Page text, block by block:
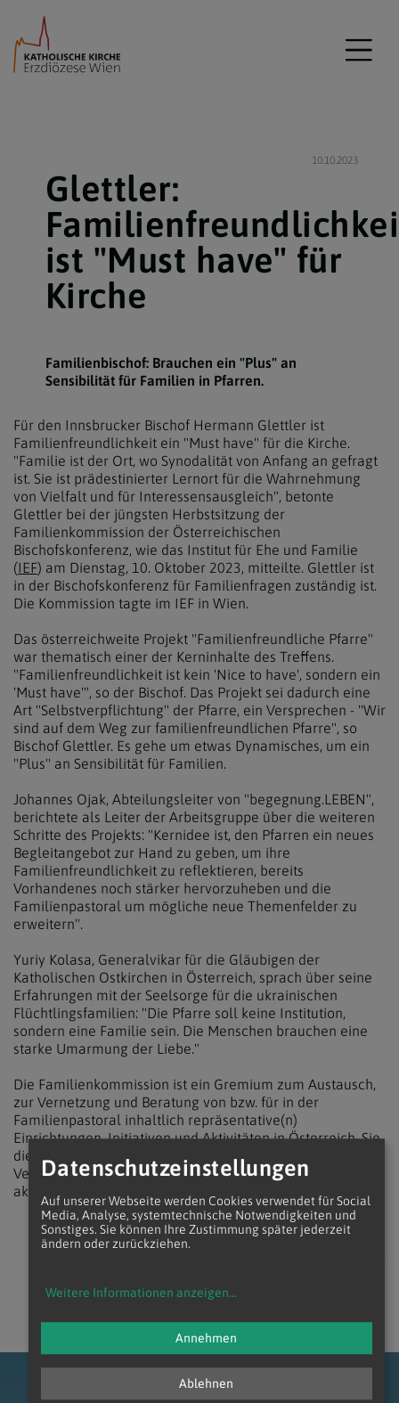
10.10.2023
Glettler:
ist "Must have" für
Kirche
Familienbischof: Brauchen ein "Plus" an
Sensibilität für Familien in Pfarren.
Für den Innsbrucker Bischof Hermann Glettler ist
Familienfreundlichkeit ein "Must have" für die Kirche.
"Familie ist der Ort, wo Synodalität von Anfang an gefragt
ist. Sie ist prädestinierter Lernort für die Wahrnehmung
von Vielfalt und für Interessensausgleich", betonte
Glettler bei der jüngsten Herbstsitzung der
Familienkommission der Österreichischen
Bischofskonferenz, wie das Institut für Ehe und Familie
(IEF) am Dienstag, 10. Oktober 2023, mitteilte. Glettler ist
in der Bischofskonferenz für Familienfragen zuständig ist.
Die Kommission tagte im IEF in Wien.
Das österreichweite Projekt "Familienfreundliche Pfarre"
war thematisch einer der Kerninhalte des Treffens.
"Familienfreundlichkeit ist kein 'Nice to have', sondern ein
'Must have'", so der Bischof. Das Projekt sei dadurch eine
Art "Selbstverpflichtung" der Pfarre, ein Versprechen - "Wir
sind auf dem Weg zur familienfreundlichen Pfarre", so
Bischof Glettler. Es gehe um etwas Dynamisches, um ein
"Plus" an Sensibilität für Familien.
Johannes Ojak, Abteilungsleiter von "begegnung.LEBEN",
berichtete als Leiter der Arbeitsgruppe über die weiteren
Schritte des Projekts: "Kernidee ist, den Pfarren ein neues
Begleitangebot zur Hand zu geben, um ihre
Familienfreundlichkeit zu reflektieren, bereits
Vorhandenes noch stärker hervorzuheben und die
Familienpastoral um mögliche neue Themenfelder zu
erweitern".
Yuriy Kolasa, Generalvikar für die Gläubigen der
Katholischen Ostkirchen in Österreich, sprach über seine
Erfahrungen mit der Seelsorge für die ukrainischen
Flüchtlingsfamilien: "Die Pfarre soll keine Institution,
sondern eine Familie sein. Die Menschen brauchen eine
starke Umarmung der Liebe."
Die Familienkommission ist ein Gremium zum Austausch,
zur Vernetzung und Beratung von bzw. für in der
Familienpastoral inhaltlich repräsentative(n)
Einrichtungen, Initiativen und Aktivitäten in Österreich. Sie
dient dem zuständigen Referatsbischof und allen
Verantwortlichen in der Kirche zur Klärung und Beratung
aktueller Familienthemen. (Infos:
Datenschutzeinstellungen
Auf unserer Webseite werden Cookies verwendet für Social
Media, Analyse, systemtechnische Notwendigkeiten und
Sonstiges. Sie können Ihre Zustimmung später jederzeit
ändern oder zurückziehen.
Weitere Informationen anzeigen...
Ablehnen
Annehmen